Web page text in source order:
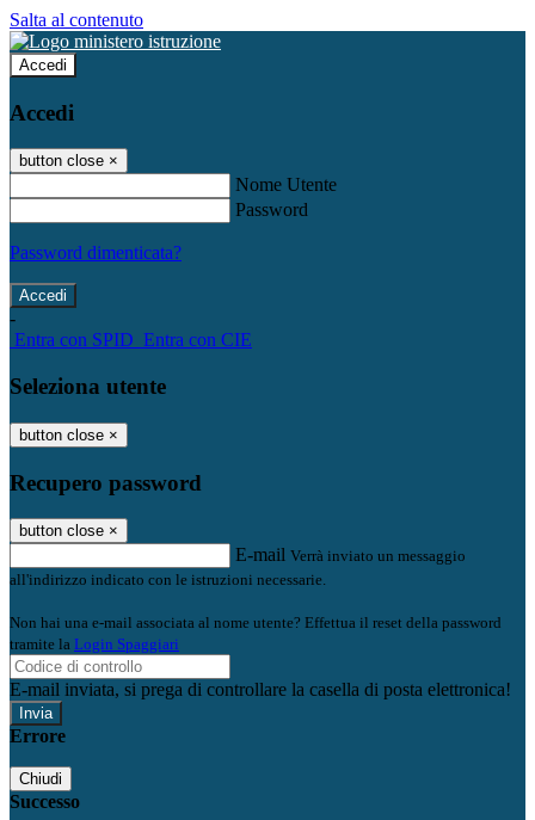
Salta al contenuto
Accedi
Accedi
button close ×
Nome Utente
Password
Password dimenticata?
-
Entra con SPID Entra con CIE
Seleziona utente
button close ×
Recupero password
button close ×
E-mail Verrà inviato un messaggio
all'indirizzo indicato con le istruzioni necessarie.
Non hai una e-mail associata al nome utente? Effettua il reset della password
tramite la Login Spaggiari
E-mail inviata, si prega di controllare la casella di posta elettronica!
Errore
Chiudi
Successo